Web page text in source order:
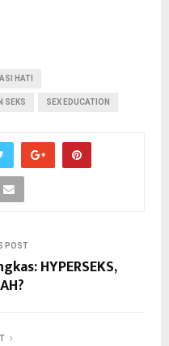
HATI
SEKS SEX EDUCATION
POST
HYPERSEKS,